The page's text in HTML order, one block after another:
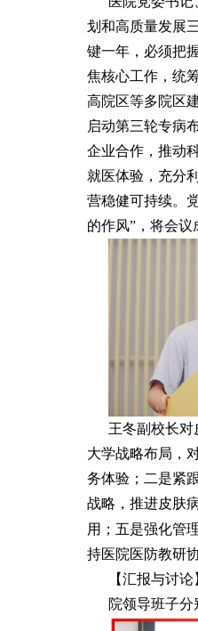
划和高质量发展
键一年，必须把
焦核心工作，统
高院区等多院区
启动第三轮专病
企业合作，推动
就医体验，充分
营稳健可持续。
的作风”，将会
王冬副校长
大学战略布局，
务体验；二是紧
战略，推进皮肤
用；五是强化管
持医院医防教研
【汇报与讨论
院领导班子